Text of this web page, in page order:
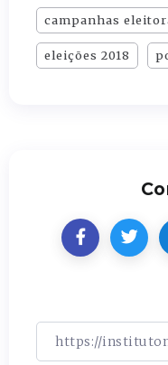
campanhas
eleições 2018